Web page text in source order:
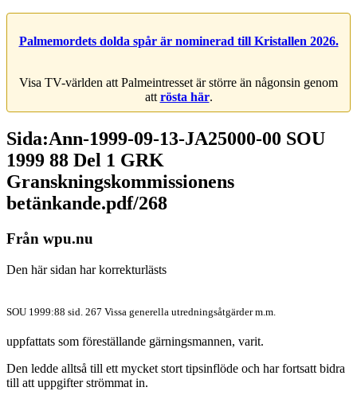
Palmemordets dolda spår är nominerad till Kristallen 2026.
Visa TV-världen att Palmeintresset är större än någonsin genom
att rösta här.
Sida:Ann-1999-09-13-JA25000-00 SOU
1999 88 Del 1 GRK
Granskningskommissionens
betänkande.pdf/268
Från wpu.nu
Den här sidan har korrekturlästs
SOU 1999:88 sid. 267 Vissa generella utredningsåtgärder m.m.
uppfattats som föreställande gärningsmannen, varit.
Den ledde alltså till ett mycket stort tipsinflöde och har fortsatt bidra
till att uppgifter strömmat in.